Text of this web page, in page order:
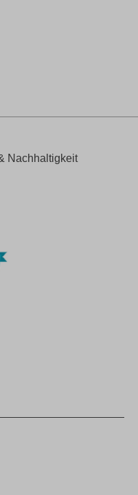
Nachhaltigkeit